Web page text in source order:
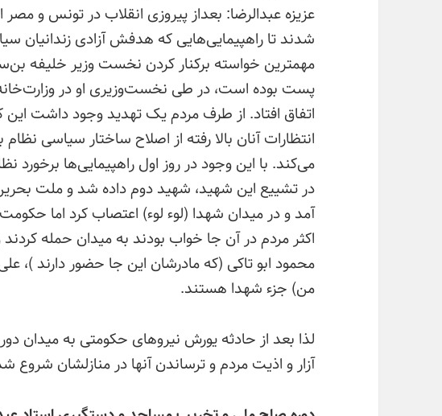
عزیزه عبدالرضا: بعداز پیروزی انقلاب در تونس و
شدند تا راهپیمایی‌هایی که هدفش آزادی
پست بوده است، در طی نخست‌وزیری او در
اتفاق افتاد. از طرف مردم یک تهدید وجود داشت
انتظارات آنان بالا رفته از اصلاح ساختار سیاسی
می‌کند. با این وجود در روز اول راهپیمایی‌ها برخورد
در تشییع این شهید، شهید دوم داده شد و ملت
محمود ابو تاکی (که مادرشان این جا حضور دارند )،
من) جزء شهدا هستند.
لذا بعد از حادثه یورش نیروهای حکومتی به میدان
آزار و اذیت مردم و ترساندن آنها در منازلشان شروع